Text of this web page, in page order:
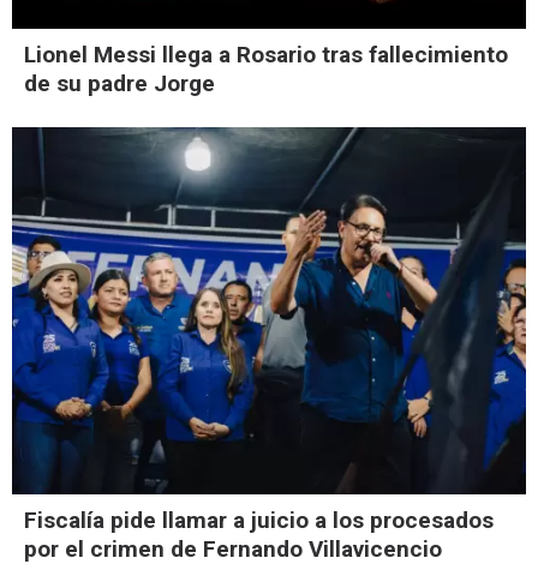
Lionel Messi llega a Rosario tras fallecimiento
de su padre Jorge
Fiscalía pide llamar a juicio a los procesados
por el crimen de Fernando Villavicencio